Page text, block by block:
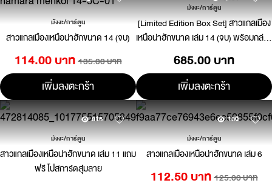
มังงะ/การ์ตูน
สาวแกลเมืองเหนือน่าฮักขนาด 14 (จบ)
114.00 บาท 135.00 บาท
เพิ่มลงตะกร้า
มังงะ/การ์ตูน
[Limited Edition Box Set] สาวแกลเมือง
เหนือน่าฮักขนาด เล่ม 14 (จบ) พร้อมกล่อง
685.00 บาท
เพิ่มลงตะกร้า
315
มังงะ/การ์ตูน
สาวแกลเมืองเหนือน่าฮักขนาด เล่ม 11 แถม
ฟรี โปสการ์ดสุ่มลาย
130
มังงะ/การ์ตูน
สาวแกลเมืองเหนือน่าฮักขนาด เล่ม 6
112.50 บาท 125.00 บาท